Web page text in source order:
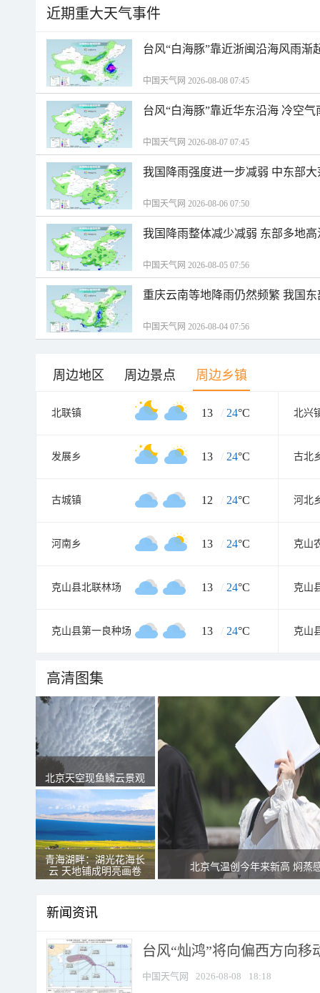
近期重大天气事件
台风“白海豚”靠近浙闽沿海风雨渐
中国天气网 2026-08-08 07:45
台风“白海豚”靠近华东沿海 冷空
中国天气网 2026-08-07 07:45
我国降雨强度进一步减弱 中东部
中国天气网 2026-08-06 07:50
我国降雨整体减少减弱 东部多地
中国天气网 2026-08-05 07:56
重庆云南等地降雨仍然频繁 我国
中国天气网 2026-08-04 07:56
周边地区 周边景点 周边乡镇
北联镇 13 / 24°C 北兴
发展乡 13 / 24°C 古北
古城镇 12 / 24°C 河北
河南乡 13 / 24°C 克山
克山县北联林场 13 / 24°C 克山
克山县第一良种场 13 / 24°C 克山
高清图集
北京天空现鱼鳞云景观
青海湖畔：湖光花海长
云 天地铺成明亮画卷
北京气温创今年来新高 焖蒸
新闻资讯
台风“灿鸿”将向偏西方向移
中国天气网 2026-08-08 18:18